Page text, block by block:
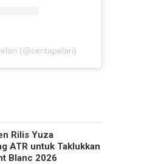
(@ceritapelari)
Rilis Yuza
ATR untuk Taklukkan
Blanc 2026